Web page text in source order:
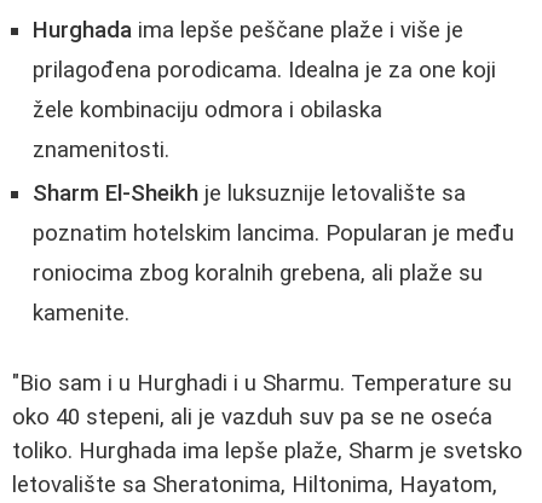
Hurghada ima lepše peščane plaže i više je
prilagođena porodicama. Idealna je za one koji
žele kombinaciju odmora i obilaska
znamenitosti.
Sharm El-Sheikh je luksuznije letovalište sa
poznatim hotelskim lancima. Popularan je među
roniocima zbog koralnih grebena, ali plaže su
kamenite.
"Bio sam i u Hurghadi i u Sharmu. Temperature su
oko 40 stepeni, ali je vazduh suv pa se ne oseća
toliko. Hurghada ima lepše plaže, Sharm je svetsko
letovalište sa Sheratonima, Hiltonima, Hayatom,